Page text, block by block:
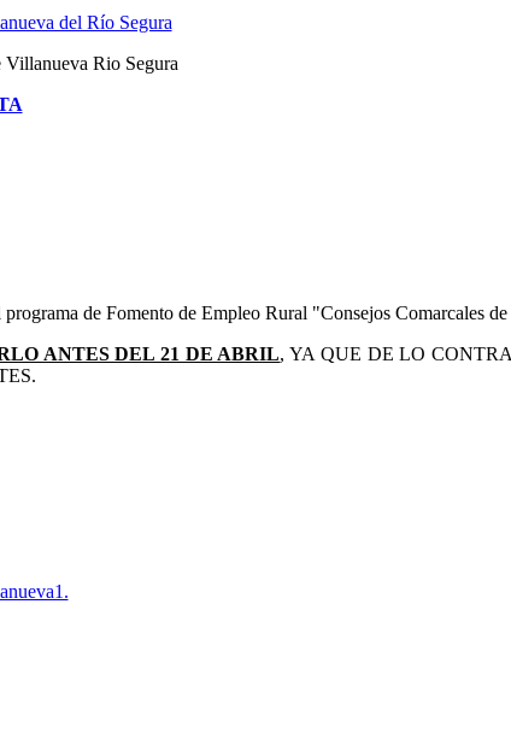
de Fomento de Empleo Rural "Consejos Comarcales
ANTES DEL 21 DE ABRIL, YA QUE DE LO